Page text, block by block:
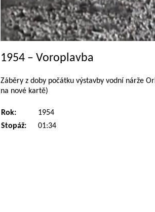
1954 – Voroplavba
Záběry z doby počátku výstavby vodní nárže
na nové kartě)
Rok:
1954
Stopáž:
01:34